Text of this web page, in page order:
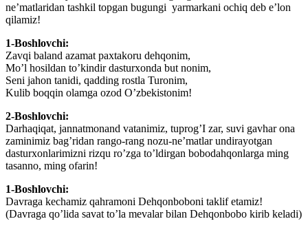
ne’matlaridan tashkil topgan bugungi yarmarkani ochiq deb e’lon
qilamiz!
1-Boshlovchi:
Zavqi baland azamat paxtakoru dehqonim,
Mo’l hosildan to’kindir dasturxonda but nonim,
Seni jahon tanidi, qadding rostla Turonim,
Kulib boqqin olamga ozod O’zbekistonim!
2-Boshlovchi:
Darhaqiqat, jannatmonand vatanimiz, tuprog’I zar, suvi gavhar ona
zaminimiz bag’ridan rango-rang nozu-ne’matlar undirayotgan
dasturxonlarimizni rizqu ro’zga to’ldirgan bobodahqonlarga ming
tasanno, ming ofarin!
1-Boshlovchi:
Davraga kechamiz qahramoni Dehqonboboni taklif etamiz!
(Davraga qo’lida savat to’la mevalar bilan Dehqonbobo kirib keladi)